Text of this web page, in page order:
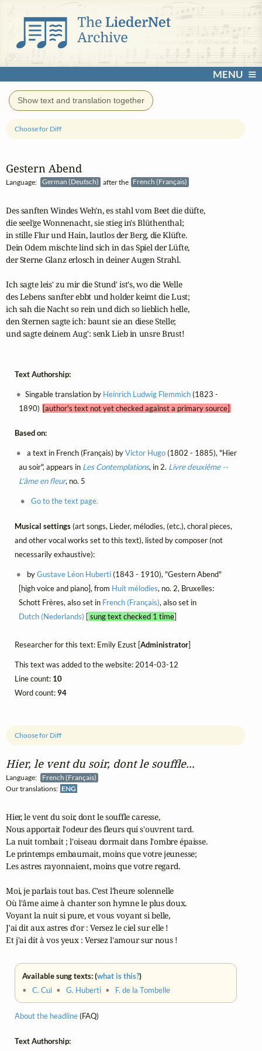
MENU
Show text and translation together
Hier, le vent du soir, dont le souffle...
Language:
French (Français)
Our translations: ENG
Choose for Diff
Hier, le vent du soir, dont le souffle caresse,
Nous apportait l'odeur des fleurs qui s'ouvrent tard.
La nuit tombait ; l'oiseau dormait dans l'ombre épaisse.
Le printemps embaumait, moins que votre jeunesse;
Les astres rayonnaient, moins que votre regard.
Moi, je parlais tout bas. C'est l'heure solennelle
Où l'âme aime à chanter son hymne le plus doux.
Voyant la nuit si pure, et vous voyant si belle,
J'ai dit aux astres d'or : Versez le ciel sur elle !
Et j'ai dit à vos yeux : Versez l'amour sur nous !
Available sung texts: (what is this?)
•C. Cui •G. Huberti • F. de la Tombelle
About the headline(FAQ)
Text Authorship:
Gestern Abend
Language: German (Deutsch) after the French (Français)
Choose for Diff
Des sanften Windes Weh'n, es stahl vom Beet die düfte,
die seel'ge Wonnenacht, sie stieg in's Blüthenthal;
in stille Flur und Hain, lautlos der Berg, die Klüfte.
Dein Odem mischte lind sich in das Spiel der Lüfte,
der Sterne Glanz erlosch in deiner Augen Strahl.
Ich sagte leis' zu mir die Stund' ist's, wo die Welle
des Lebens sanfter ebbt und holder keimt die Lust;
ich sah die Nacht so rein und dich so lieblich helle,
den Sternen sagte ich: baunt sie an diese Stelle;
und sagte deinem Aug': senk Lieb in unsre Brust!
Text Authorship:
Singable translation by Heinrich Ludwig Flemmich(1823 -
1890) [author's text not yet checked against a primary source]
Based on:
a text in French (Français) byVictor Hugo(1802 - 1885), "Hier
au soir", appears in Les Contemplations, in 2. Livre deuxiême --
L'âme en fleur, no. 5
Go to the text page.
Musical settings(art songs, Lieder, mélodies, (etc.), choral pieces,
and other vocal works set to this text), listed by composer (not
necessarily exhaustive):
byGustave Léon Huberti(1843 - 1910), "Gestern Abend"
[high voice and piano], from Huit mélodies, no. 2, Bruxelles:
Schott Frères, also set in French (Français), also set in
Dutch (Nederlands) [sung text checked 1 time]
Researcher for this text: Emily Ezust [Administrator]
This text was added to the website: 2014-03-12
Line count: 10
Word count:94